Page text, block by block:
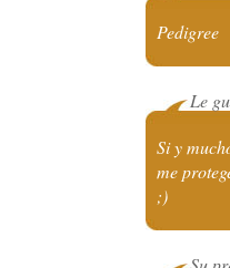
Pedigree
Le
Si y
me
;)